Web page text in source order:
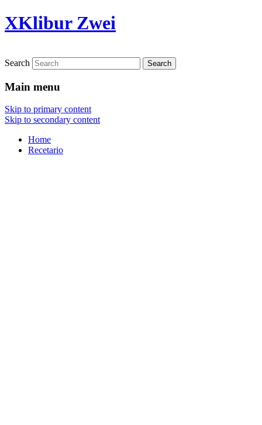
XKlibur Zwei
Search
Main menu
Skip to primary content
Skip to secondary content
Home
Recetario